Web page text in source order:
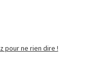
pour ne rien dire !